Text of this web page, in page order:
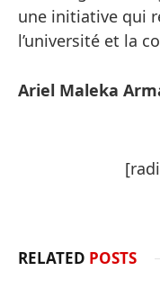
une initiative qui
l’université et la
Ariel Maleka
RELATED POSTS